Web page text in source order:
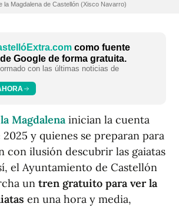
la Magdalena de Castellón (Xisco Navarro)
como fuente
Google de forma gratuita.
con las últimas noticias de
Magdalena inician la cuenta
2025 y quienes se preparan para
con ilusión descubrir las gaiatas
el Ayuntamiento de Castellón
un tren gratuito para ver la
en una hora y media,